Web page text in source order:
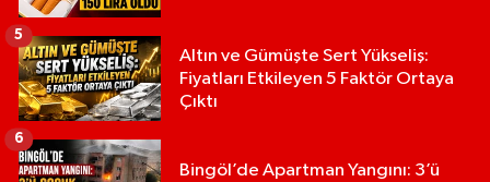
Altın ve Gümüşte Sert Yükseliş:
Fiyatları Etkileyen 5 Faktör Ortaya
Çıktı
5
Bingöl’de Apartman Yangını: 3’ü
6